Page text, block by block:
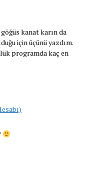
kanat karın da
için üçünü yazdım.
programda kaç en